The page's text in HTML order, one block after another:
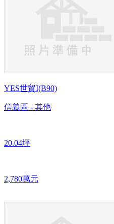
YES世貿I(B90)
信義區 - 其他
20.04坪
2,780萬元